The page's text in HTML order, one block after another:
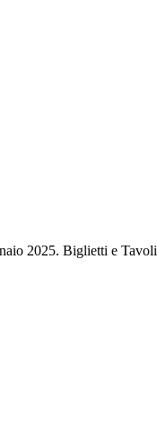
2025. Biglietti e Tavoli